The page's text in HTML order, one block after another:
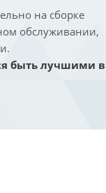
на сборке
обслуживании,
быть лучшими в